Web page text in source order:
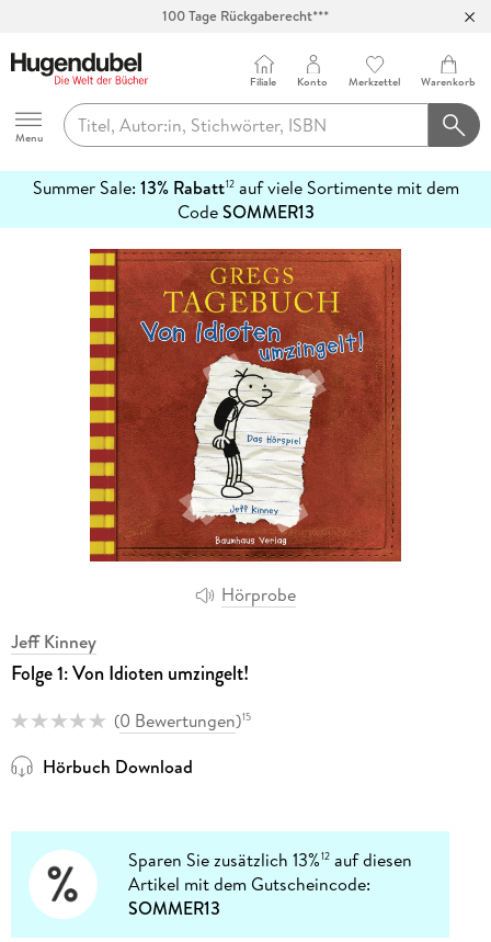
100 Tage Rückgaberecht***
Hugendubel
Menu
Filiale Konto Merkzettel Warenkorb
Summer Sale: 13% Rabatt12auf viele Sortimente mit dem
CodeSOMMER13
erfahren
Hörprobe
Jeff Kinney
Folge 1: Von Idioten umzingelt!
(0 Bewertungen)15
Hörbuch Download
Sparen Sie zusätzlich 13%12 auf diesen
Artikel mit dem Gutscheincode:
SOMMER13